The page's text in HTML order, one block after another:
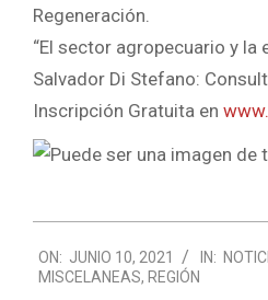
Regeneración.
“El sector agropecuario y la
Salvador Di Stefano:
Inscripción Gratuita en
06-
10
ON: JUNIO 10, 2021 IN:
MISCELANEAS, REGIÓN